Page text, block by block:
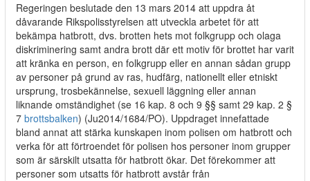
Regeringen beslutade den 13 mars 2014 att uppdra åt
dåvarande Rikspolisstyrelsen att utveckla arbetet för att
bekämpa hatbrott, dvs. brotten hets mot folkgrupp och olaga
diskriminering samt andra brott där ett motiv för brottet har varit
att kränka en person, en folkgrupp eller en annan sådan grupp
av personer på grund av ras, hudfärg, nationellt eller etniskt
ursprung, trosbekännelse, sexuell läggning eller annan
liknande omständighet (se 16 kap. 8 och 9 §§ samt 29 kap. 2 §
7 brottsbalken) (Ju2014/1684/PO). Uppdraget innefattade
bland annat att stärka kunskapen inom polisen om hatbrott och
verka för att förtroendet för polisen hos personer inom grupper
som är särskilt utsatta för hatbrott ökar. Det förekommer att
personer som utsatts för hatbrott avstår från